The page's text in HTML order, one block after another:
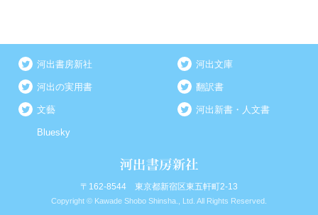
河出書房新社 河出文庫
河出の実用書 翻訳書
文藝 河出新書・人文書
Bluesky
〒162-8544 東京都新宿区東五軒町2-13
Copyright © Kawade Shobo Shinsha., Ltd. All Rights Reserved.